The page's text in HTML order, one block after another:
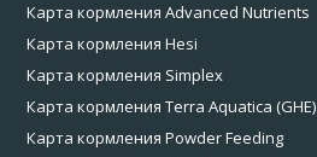
Карта кормления Advanced Nutrients
Карта кормления Hesi
Карта кормления Simplex
Карта кормления Terra Aquatica (GHE)
Карта кормления Powder Feeding